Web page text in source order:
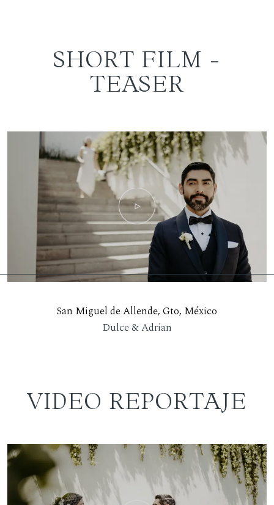
SHORT FILM -
TEASER
Dulce & Adrian
San Miguel de Allende, Gto, México
VIDEO REPORTAJE